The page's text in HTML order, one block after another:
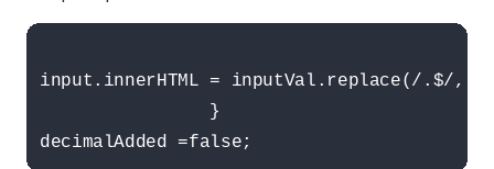
input.innerHTML = inputVal.replace(/.$/,
                }